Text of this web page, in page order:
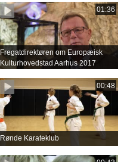
01:36
Fregatdirektøren om Europæisk
Kulturhovedstad Aarhus 2017
00:48
Rønde Karateklub